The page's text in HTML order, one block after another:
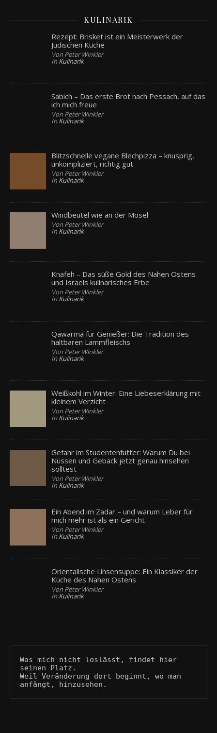
KULINARIK
Rezept: Brisket ist ein Meisterwerk der
Jüdischen Küche
Von Peter Winkler
In Kulinarik
Sabich – Das erste Brot nach Pessach, auf das
ich mich freue
Von Peter Winkler
In Kulinarik
Blitzschnelle vegane Blechpizza – knusprig,
unkompliziert, richtig gut
Von Peter Winkler
In Kulinarik
Windbeutel wie an der Mosel
Von Peter Winkler
In Kulinarik
Knafeh – Das süße Gold des Nahen Ostens
und Israels kulinarisches Erbe
Von Peter Winkler
In Kulinarik
Qawarma für Genießer: Die Tradition des
haltbaren Lammfleischs
Von Peter Winkler
In Kulinarik
Weißkohl im Winter: Eine Liebeserklärung mit
kleinem Verzicht
Von Peter Winkler
In Kulinarik
Gefahr im Studentenfutter: Warum Du bei
Nüssen und Gebäck jetzt genau hinsehen
solltest
Von Peter Winkler
In Kulinarik
Ein Abend im Zadar – und warum Leber für
mich mehr ist als ein Gericht
Von Peter Winkler
In Kulinarik
Orientalische Linsensuppe: Ein Klassiker der
Küche des Nahen Ostens
Von Peter Winkler
In Kulinarik
Was mich nicht loslässt, findet hier
seinen Platz.
Weil Veränderung dort beginnt, wo man
anfängt, hinzusehen.